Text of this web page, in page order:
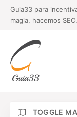
Guia33 para
magia, hacemos SEO.
TOGGLE